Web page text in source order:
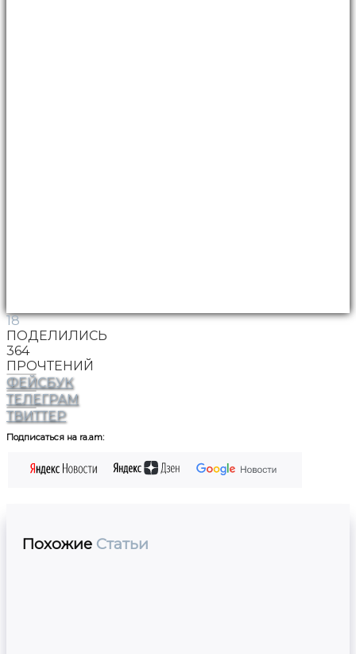
18
ПОДЕЛИЛИСЬ
364
ПРОЧТЕНИЙ
ФЕЙСБУК
ТЕЛЕГРАМ
ТВИТТЕР
Подписаться на ra.am:
Похожие Статьи